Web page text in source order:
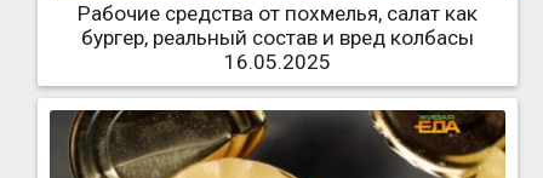
Рабочие средства от похмелья, салат как
бургер, реальный состав и вред колбасы
16.05.2025